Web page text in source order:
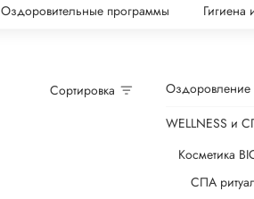
Оздоровительные программы Гигиена
Сортировка
Оздоровление
WELLNESS и
Косметика
СПА